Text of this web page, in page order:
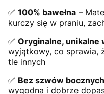
✅ 100% bawełna –
kurczy się w praniu,
✅ Oryginalne, unikalne
wyjątkowy, co sprawia,
tle innych
✅ Bez szwów bocznych
wygodna i dobrze